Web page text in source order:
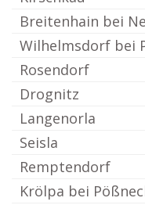
Breitenhain bei
Wilhelmsdorf bei
Rosendorf
Drognitz
Langenorla
Seisla
Remptendorf
Krölpa bei